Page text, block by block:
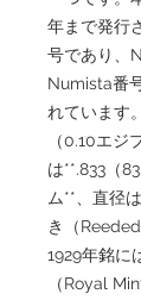
年まで発行
号であり、
Numista番
れています
（0.10エジ
は**.833（
ム**、直径
き（
1929年銘に
（Royal